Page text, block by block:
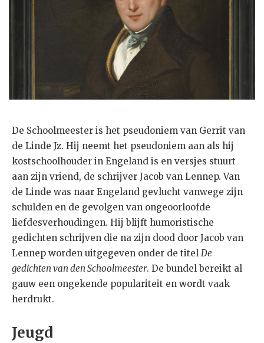
De Schoolmeester is het pseudoniem van Gerrit van
de Linde Jz. Hij neemt het pseudoniem aan als hij
kostschoolhouder in Engeland is en versjes stuurt
aan zijn vriend, de schrijver Jacob van Lennep. Van
de Linde was naar Engeland gevlucht vanwege zijn
schulden en de gevolgen van ongeoorloofde
liefdesverhoudingen. Hij blijft humoristische
gedichten schrijven die na zijn dood door Jacob van
Lennep worden uitgegeven onder de titel De
gedichten van den Schoolmeester. De bundel bereikt al
gauw een ongekende populariteit en wordt vaak
herdrukt.
Jeugd